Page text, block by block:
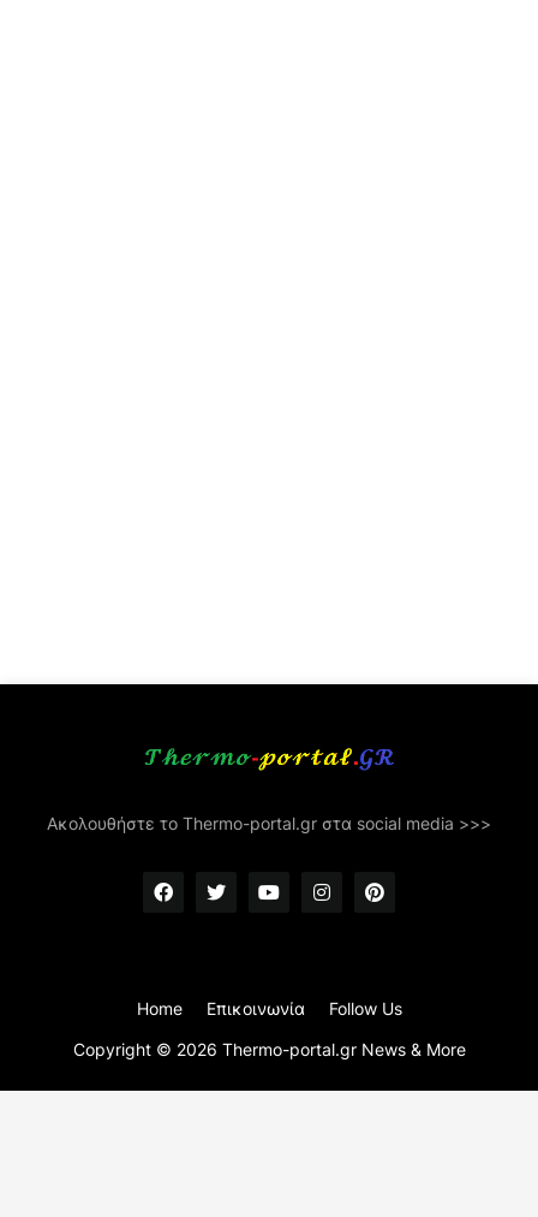
Ακολουθήστε το Thermo-portal.gr στα social media >>>
Copyright © 2026 Thermo-portal.gr News & More
Home Επικοινωνία Follow Us